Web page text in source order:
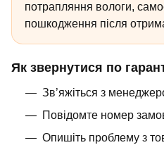
потрапляння вологи,
пошкодження після
Як звернутися по
Зв’яжіться з
Повідомте номер
Опишіть проблему з